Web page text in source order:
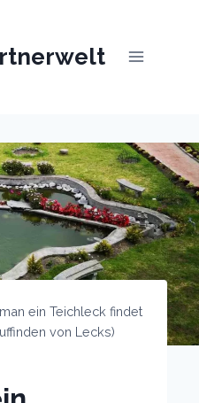
ein Teichleck findet
von Lecks)